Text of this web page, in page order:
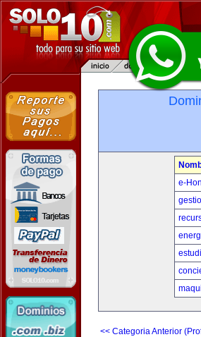
e-
<< Categoria Anterior